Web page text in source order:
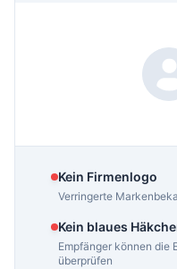
Kein Firmenlogo
Verringerte
Kein blaues
Empfänger können die
überprüfen